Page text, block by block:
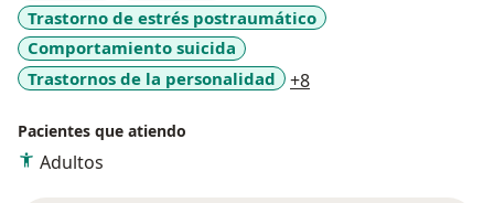
Trastorno de estrés postraumático
Comportamiento suicida
Trastornos de la personalidad
+8
Pacientes que atiendo
Adultos